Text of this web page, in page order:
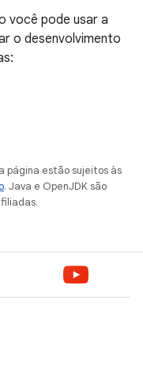
você pode usar a
o desenvolvimento
página estão sujeitos às
. Java e OpenJDK são